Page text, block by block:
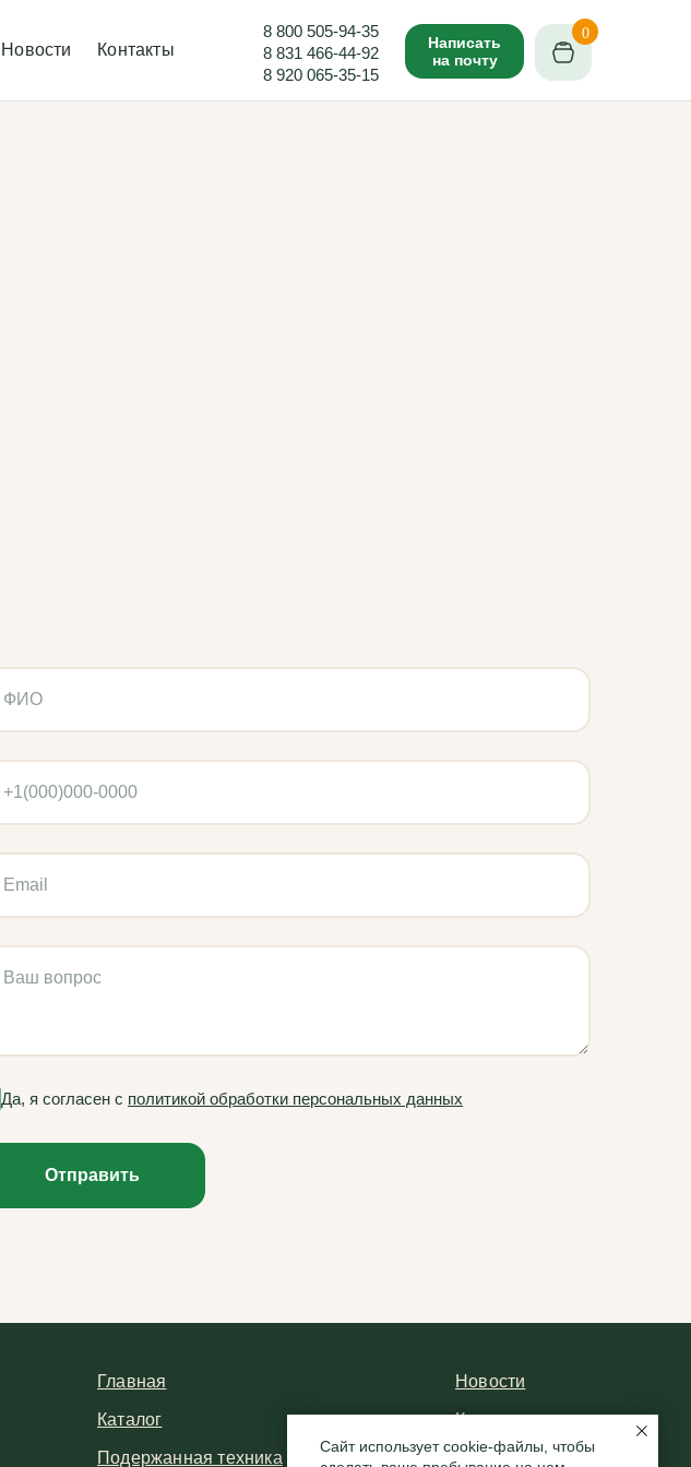
8 800 505-94-35
8 831 466-44-92
8 920 065-35-15
Контакты
Новости
0
Написать
на почту
Сайт использует cookie-файлы, чтобы
Да, я согласен с политикой обработки персональных данных
Отправить
Главная
Каталог
Подержанная техника
Новости
Контакты
Частые вопросы